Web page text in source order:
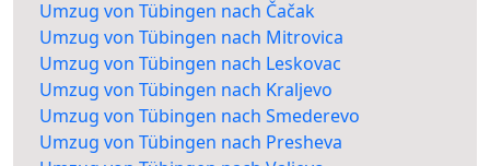
Umzug von Tübingen nach Čačak
Umzug von Tübingen nach Mitrovica
Umzug von Tübingen nach Leskovac
Umzug von Tübingen nach Kraljevo
Umzug von Tübingen nach Smederevo
Umzug von Tübingen nach Presheva